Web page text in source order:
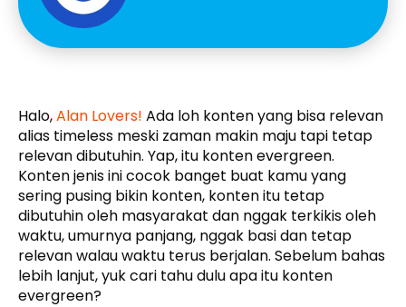
Halo,Alan Lovers! Ada loh konten yang bisa relevan
alias timeless meski zaman makin maju tapi tetap
relevan dibutuhin. Yap, itu konten evergreen.
Konten jenis ini cocok banget buat kamu yang
sering pusing bikin konten, konten itu tetap
dibutuhin oleh masyarakat dan nggak terkikis oleh
waktu, umurnya panjang, nggak basi dan tetap
relevan walau waktu terus berjalan. Sebelum bahas
lebih lanjut, yuk cari tahu dulu apa itu konten
evergreen?